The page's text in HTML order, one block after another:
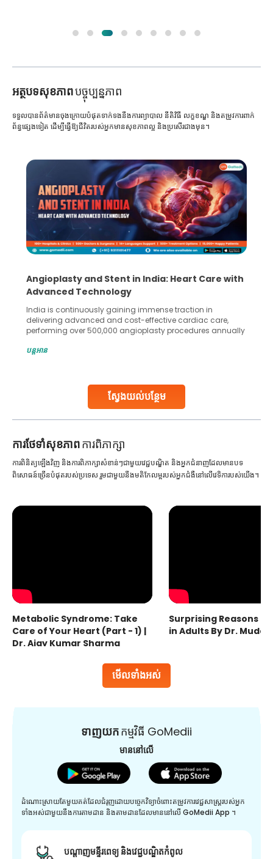
អត្ថបទសុខភាពបច្ចុប្បន្នភាព
ស្វែងយល់បន្ថែម
ទទួលបានព័ត៌មានចុងក្រោយបំផុតទាក់ទងនឹងការព្យាបាល នីតិវិធី លក្ខខណ្ឌ និងតម្រូវការពាក់
ព័ន្ធផ្សេងទៀត ដើម្បីធ្វើឱ្យជីវិតរបស់អ្នកមានសុខភាពល្អ និងប្រសើរជាងមុន។
Angioplasty and Stent in India: Heart Care with
Advanced Technology
India is continuously gaining immense traction in
delivering advanced and cost-effective cardiac care,
performing over 500,000 angioplasty procedures annually
globe are searching for treatments like angioplasty and
Studies, such as one published
បន្តអាន
ការ​ថែទាំ​សុខភាពការពិភាក្សា
មើលទាំងអស់
ការពិនិត្យឡើងវិញ និងការពិភាក្សាសំខាន់ៗជាមួយវេជ្ជបណ្ឌិត និងអ្នកជំនាញដែលមានបទ
ពិសោធន៍ច្រើនបំផុតរបស់ប្រទេស រួមជាមួយនឹងមតិកែលម្អរបស់អ្នកជំងឺនៅលើវេទិការបស់យើង។
Metabolic Syndrome: Take
Care of Your Heart (Part - 1) |
Dr. Ajay Kumar Sharma
Surprising Reasons
in Adults By Dr.
ទាញយកកម្មវិធី GoMedii
មាននៅលើ
ដំណោះស្រាយតែមួយគត់ដែលជំរុញដោយបច្ចេកវិទ្យាចំពោះតម្រូវការវេជ្ជសាស្រ្តរបស់អ្នក
ទាំងអស់ជាមួយនឹងការតាមដាន និងតាមដានដែលមាននៅលើ GoMedii App ។
បណ្តាញមន្ទីរពេទ្យ និងវេជ្ជបណ្ឌិតកំពូល